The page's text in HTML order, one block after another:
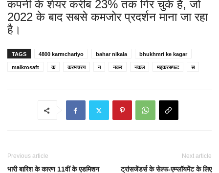
कंपनी के शेयर करीब 23% तक गिर चुके हैं, जो
2022 के बाद सबसे कमजोर प्रदर्शन माना जा रहा
है।
TAGS 4800 karmchariyo bahar nikala bhukhmri ke kagar
maikrosaft क करमचरय न नकर नकल मइकरसफट स
Previous article
भारी बारिश के कारण 11वीं के एडमिशन
Next article
ट्रांसजेंडर्स के सेल्फ-एम्प्लॉयमेंट के लिए